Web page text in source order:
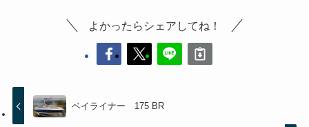
よかったらシェアしてね！
ベイライナー 175 BR